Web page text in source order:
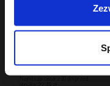
Maska do laminacji
22,49 zł